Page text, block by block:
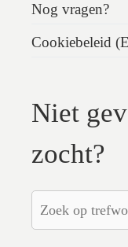
Nog vragen?
Cookiebeleid
Niet
zocht?